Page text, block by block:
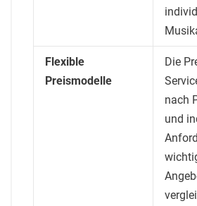
Flexible
Preismodelle
Die
nach
und